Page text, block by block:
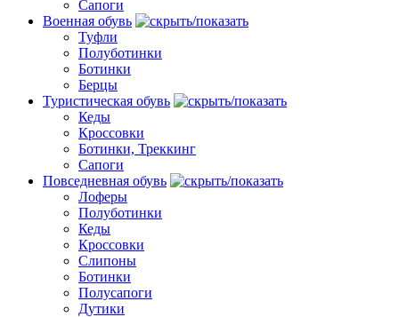
Сапоги
Военная обувь
Туфли
Полуботинки
Ботинки
Берцы
Туристическая обувь
Кеды
Кроссовки
Ботинки, Треккинг
Сапоги
Повседневная обувь
Лоферы
Полуботинки
Кеды
Кроссовки
Слипоны
Ботинки
Полусапоги
Дутики